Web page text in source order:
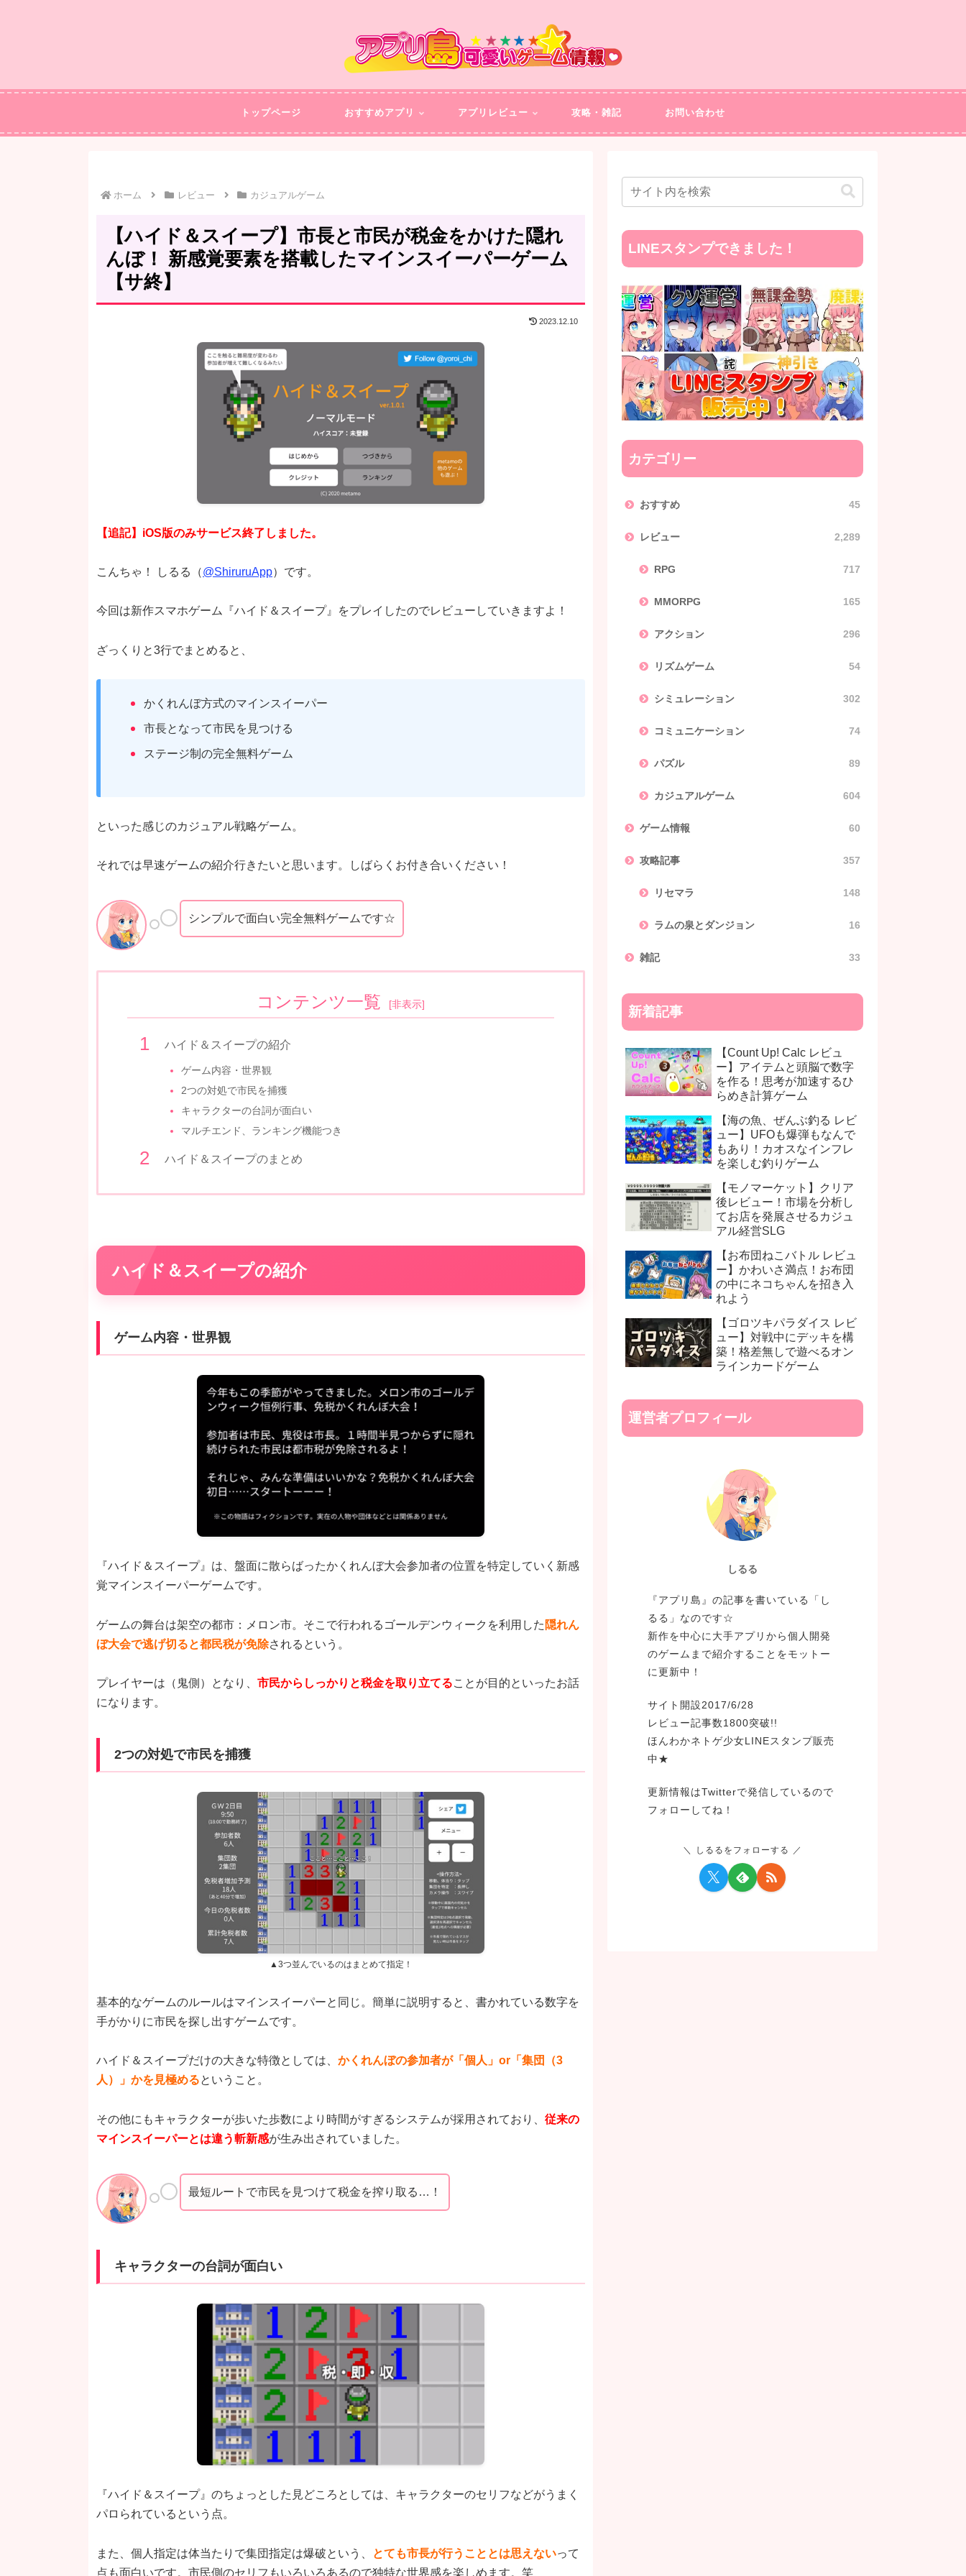
トップページ おすすめアプリ アプリレビュー 攻略・雑記 お問い合わせ
ホーム レビュー カジュアルゲーム
【ハイド＆スイープ】市長と市民が税金をかけた隠れ
んぼ！ 新感覚要素を搭載したマインスイーパーゲーム
【サ終】
2023.12.10
【追記】iOS版のみサービス終了しました。
こんちゃ！ しるる（@ShiruruApp）です。
今回は新作スマホゲーム『ハイド＆スイープ』をプレイしたのでレビューしていきますよ！
ざっくりと3行でまとめると、
かくれんぼ方式のマインスイーパー
市長となって市民を見つける
ステージ制の完全無料ゲーム
といった感じのカジュアル戦略ゲーム。
それでは早速ゲームの紹介行きたいと思います。しばらくお付き合いください！
シンプルで面白い完全無料ゲームです☆
コンテンツ一覧 [非表示]
ハイド＆スイープの紹介
ゲーム内容・世界観
2つの対処で市民を捕獲
キャラクターの台詞が面白い
マルチエンド、ランキング機能つき
ハイド＆スイープのまとめ
ハイド＆スイープの紹介
ゲーム内容・世界観
『ハイド＆スイープ』は、盤面に散らばったかくれんぼ大会参加者の位置を特定していく新感
覚マインスイーパーゲームです。
ゲームの舞台は架空の都市：メロン市。そこで行われるゴールデンウィークを利用した 隠れん
ぼ大会で逃げ切ると都民税が免除されるという。
プレイヤーは（鬼側）となり、 市民からしっかりと税金を取り立てることが目的といったお話
になります。
2つの対処で市民を捕獲
▲3つ並んでいるのはまとめて指定！
基本的なゲームのルールはマインスイーパーと同じ。簡単に説明すると、書かれている数字を
手がかりに市民を探し出すゲームです。
ハイド＆スイープだけの大きな特徴としては、 かくれんぼの参加者が「個人」or「集団（3
人）」かを見極めるということ。
その他にもキャラクターが歩いた歩数により時間がすぎるシステムが採用されており、 従来の
マインスイーパーとは違う斬新感が生み出されていました。
最短ルートで市民を見つけて税金を搾り取る…！
キャラクターの台詞が面白い
『ハイド＆スイープ』のちょっとした見どころとしては、キャラクターのセリフなどがうまく
パロられているという点。
また、個人指定は体当たりで集団指定は爆破という、 とても市長が行うこととは思えないって
点も面白いです。市民側のセリフもいろいろあるので独特な世界感を楽しめます。笑
LINEスタンプできました！
カテゴリー
おすすめ 45
レビュー 2,289
RPG 717
MMORPG 165
アクション 296
リズムゲーム 54
シミュレーション 302
コミュニケーション 74
パズル 89
カジュアルゲーム 604
ゲーム情報 60
攻略記事 357
リセマラ 148
ラムの泉とダンジョン 16
雑記 33
新着記事
【Count Up! Calc レビュ
ー】アイテムと頭脳で数字
を作る！思考が加速するひ
らめき計算ゲーム
【海の魚、ぜんぶ釣る レビ
ュー】UFOも爆弾もなんで
もあり！カオスなインフレ
を楽しむ釣りゲーム
【モノマーケット】クリア
後レビュー！市場を分析し
てお店を発展させるカジュ
アル経営SLG
【お布団ねこバトル レビュ
ー】かわいさ満点！お布団
の中にネコちゃんを招き入
れよう
【ゴロツキパラダイス レビ
ュー】対戦中にデッキを構
築！格差無しで遊べるオン
ラインカードゲーム
運営者プロフィール
しるる
『アプリ島』の記事を書いている「し
るる」なのです☆
新作を中心に大手アプリから個人開発
のゲームまで紹介することをモットー
に更新中！
サイト開設2017/6/28
レビュー記事数1800突破!!
ほんわかネトゲ少女LINEスタンプ販売
中★
更新情報はTwitterで発信しているので
フォローしてね！
しるるをフォローする